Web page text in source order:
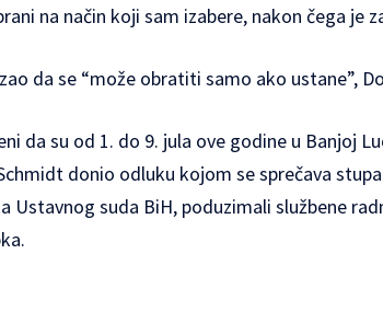
na način koji sam izabere, nakon čega je
da se “može obratiti samo ako ustane”,
da su od 1. do 9. jula ove godine u Banjoj
donio odluku kojom se sprečava
Ustavnog suda BiH, poduzimali službene